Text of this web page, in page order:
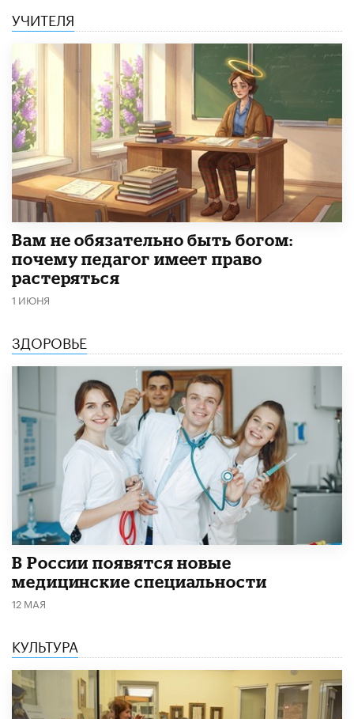
УЧИТЕЛЯ
​Вам не обязательно быть богом:
почему педагог имеет право
растеряться
1 ИЮНЯ
ЗДОРОВЬЕ
В России появятся новые
медицинские специальности
12 МАЯ
КУЛЬТУРА